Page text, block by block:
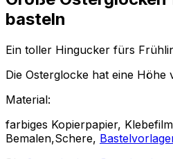
basteln
Ein toller Hingucker fürs
Die Osterglocke hat eine Höhe
Material:
farbiges Kopierpapier,
Bemalen,Schere,